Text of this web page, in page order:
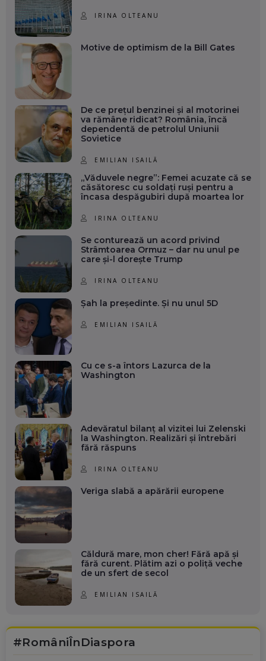
IRINA OLTEANU
Motive de optimism de la Bill Gates
De ce prețul benzinei și al motorinei
va rămâne ridicat? România, încă
dependentă de petrolul Uniunii
Sovietice
EMILIAN ISAILĂ
„Văduvele negre”: Femei acuzate că se
căsătoresc cu soldați ruși pentru a
încasa despăgubiri după moartea lor
IRINA OLTEANU
Se conturează un acord privind
Strâmtoarea Ormuz – dar nu unul pe
care și-l dorește Trump
IRINA OLTEANU
Șah la președinte. Și nu unul 5D
EMILIAN ISAILĂ
Cu ce s-a întors Lazurca de la
Washington
Adevăratul bilanț al vizitei lui Zelenski
la Washington. Realizări și întrebări
fără răspuns
IRINA OLTEANU
Veriga slabă a apărării europene
Căldură mare, mon cher! Fără apă și
fără curent. Plătim azi o poliță veche
de un sfert de secol
EMILIAN ISAILĂ
#RomâniÎnDiaspora